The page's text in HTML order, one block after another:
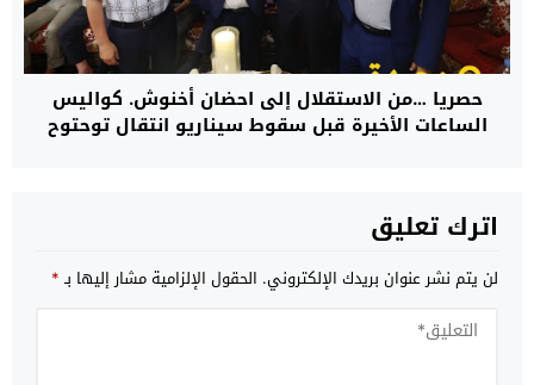
حصريا …من الاستقلال إلى احضان أخنوش. كواليس
الساعات الأخيرة قبل سقوط سيناريو انتقال توحتوح
اترك تعليق
لن يتم نشر عنوان بريدك الإلكتروني. الحقول الإلزامية مشار إليها بـ*